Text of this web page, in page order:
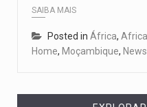
SAIBA MAIS
Posted in África,
Home, Moçambique, News